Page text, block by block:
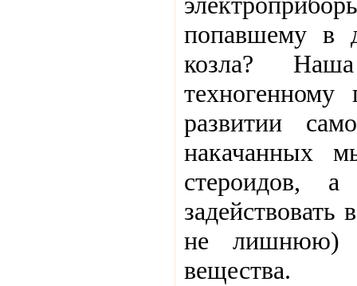
попавшему в
козла?
развитии
накачанных
стероидов,
не лишнюю)
вещества.